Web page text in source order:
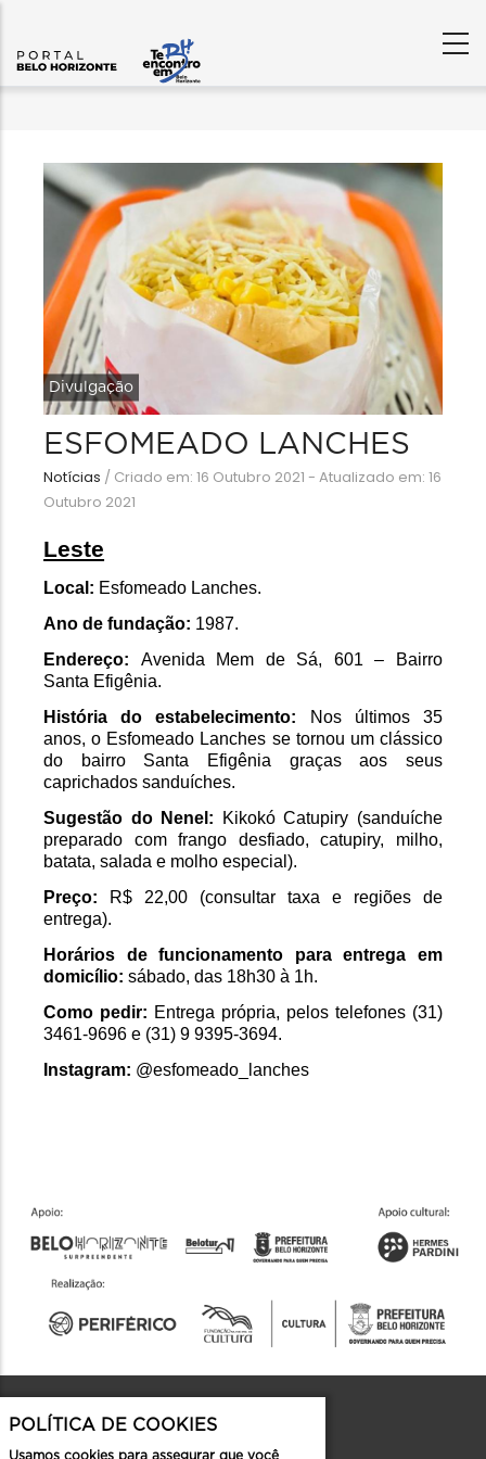
Divulgação
ESFOMEADO LANCHES
Notícias / Criado em: 16 Outubro 2021 - Atualizado em: 16
Outubro 2021
Leste
Local: Esfomeado Lanches.
Ano de fundação: 1987.
Endereço: Avenida Mem de Sá, 601 – Bairro
Santa Efigênia.
História do estabelecimento:
Nos últimos 35
anos, o Esfomeado Lanches se tornou um clássico
do bairro Santa Efigênia graças aos seus
caprichados sanduíches.
Sugestão do Nenel:
Kikokó Catupiry (sanduíche
preparado com frango desfiado, catupiry, milho,
batata, salada e molho especial).
Preço: R$ 22,00 (consultar taxa e regiões de
entrega).
Horários de funcionamento para entrega em
domicílio: sábado, das 18h30 à 1h.
Como pedir: Entrega própria, pelos telefones (31)
3461-9696 e (31) 9 9395-3694.
Instagram: @esfomeado_lanches
POLÍTICA DE COOKIES
Usamos cookies para assegurar que você